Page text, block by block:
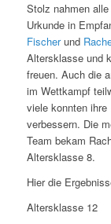
Stolz nahmen
Urkunde in
Fischerund
Altersklasse und
freuen. Auch die
im Wettkampf
viele konnten ihre
verbessern. Die
Team bekam
Altersklasse 8.
Hier die
Altersklasse 12